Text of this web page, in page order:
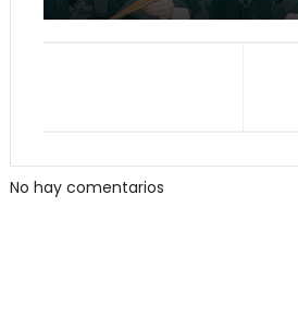
No hay comentarios